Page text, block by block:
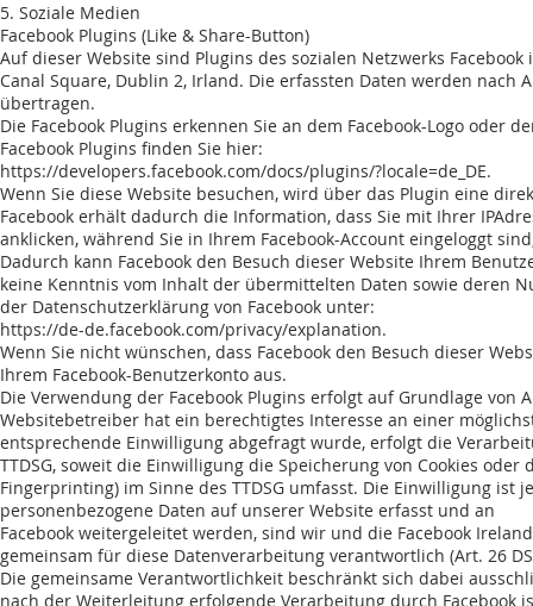
5. Soziale Medien
Facebook Plugins (Like & Share-Button)
Auf dieser Website sind Plugins des sozialen Netzwerks
Canal Square, Dublin 2, Irland. Die erfassten Daten werden nach
übertragen.
Die Facebook Plugins erkennen Sie an dem Facebook-Logo oder
Facebook Plugins finden Sie hier:
https://developers.facebook.com/docs/plugins/?locale=de_DE.
Wenn Sie diese Website besuchen, wird über das Plugin eine
Facebook erhält dadurch die Information, dass Sie mit Ihrer
anklicken, während Sie in Ihrem Facebook-Account eingeloggt
Dadurch kann Facebook den Besuch dieser Website Ihrem
keine Kenntnis vom Inhalt der übermittelten Daten sowie deren
der Datenschutzerklärung von Facebook unter:
https://de-de.facebook.com/privacy/explanation.
Wenn Sie nicht wünschen, dass Facebook den Besuch dieser
Ihrem Facebook-Benutzerkonto aus.
Die Verwendung der Facebook Plugins erfolgt auf Grundlage von
Websitebetreiber hat ein berechtigtes Interesse an einer
entsprechende Einwilligung abgefragt wurde, erfolgt die
TTDSG, soweit die Einwilligung die Speicherung von Cookies
Fingerprinting) im Sinne des TTDSG umfasst. Die Einwilligung
personenbezogene Daten auf unserer Website erfasst und an
Facebook weitergeleitet werden, sind wir und die Facebook
gemeinsam für diese Datenverarbeitung verantwortlich (Art. 26
Die gemeinsame Verantwortlichkeit beschränkt sich dabei
nach der Weiterleitung erfolgende Verarbeitung durch Facebook